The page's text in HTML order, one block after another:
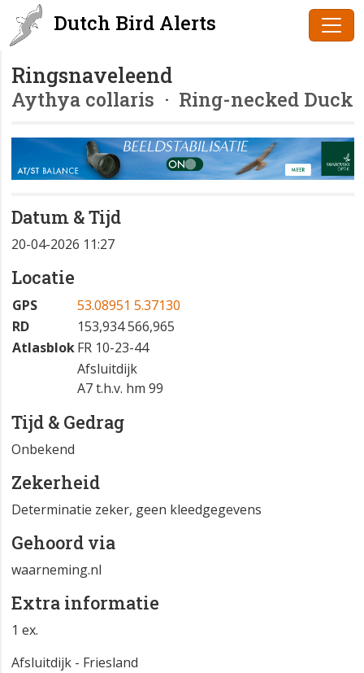
Dutch Bird Alerts
Ringsnaveleend
Aythya collaris · Ring-necked Duck
Datum & Tijd
20-04-2026 11:27
Locatie
GPS
53.08951 5.37130
RD
153,934 566,965
AtlasblokFR 10-23-44
Afsluitdijk
A7 t.h.v. hm 99
Tijd & Gedrag
Onbekend
Zekerheid
Determinatie zeker, geen kleedgegevens
Gehoord via
waarneming.nl
Extra informatie
1 ex.
Afsluitdijk - Friesland